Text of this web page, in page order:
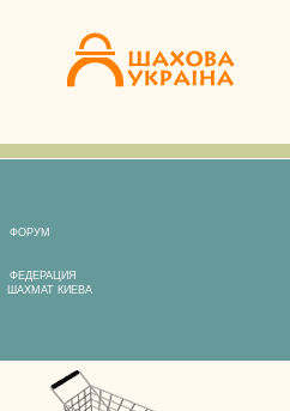
ФОРУМ
ФЕДЕРАЦИЯ
ШАХМАТ КИЕВА